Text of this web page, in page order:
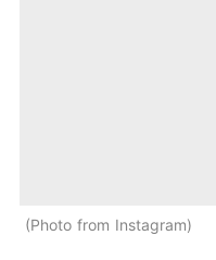
Photo from Instagram